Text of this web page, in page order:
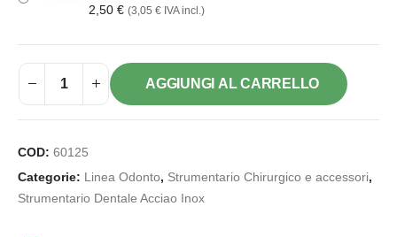
2,50 € (3,05 € IVA incl.)
AGGIUNGI AL CARRELLO
COD: 60125
Categorie: Linea Odonto, Strumentario Chirurgico e accessori,
Strumentario Dentale Acciao Inox